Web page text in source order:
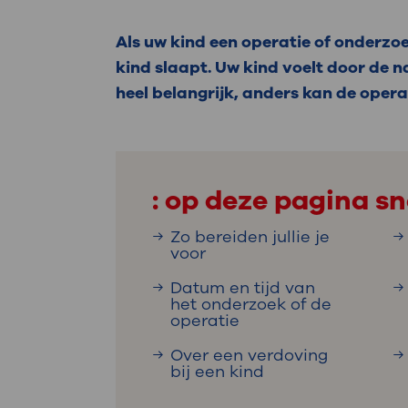
Uw
Werken
Contact
steeds verder uit, zodat u zelf
we u sneller helpen.
Direct naar MijnOLVG
Als uw kind een operatie of
kind slaapt. Uw kind voelt door de
heel belangrijk, anders kan de
: op deze pagina
Zo bereiden jullie je
voor
Datum en tijd van
het onderzoek of de
operatie
Over een verdoving
bij een kind